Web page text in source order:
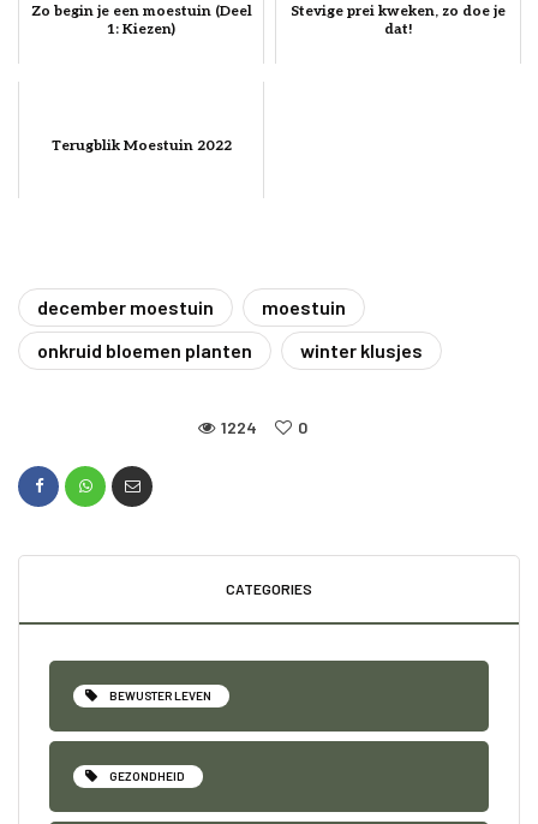
Zo begin je een moestuin (Deel
1: Kiezen)
Stevige prei kweken, zo doe je
dat!
Terugblik Moestuin 2022
december moestuin
moestuin
onkruid bloemen planten
winter klusjes
1224 0
CATEGORIES
BEWUSTER LEVEN
GEZONDHEID